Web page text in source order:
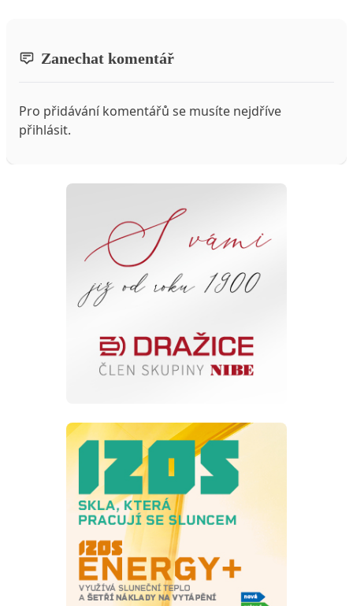
Zanechat komentář
Pro přidávání komentářů se musíte nejdříve
přihlásit.